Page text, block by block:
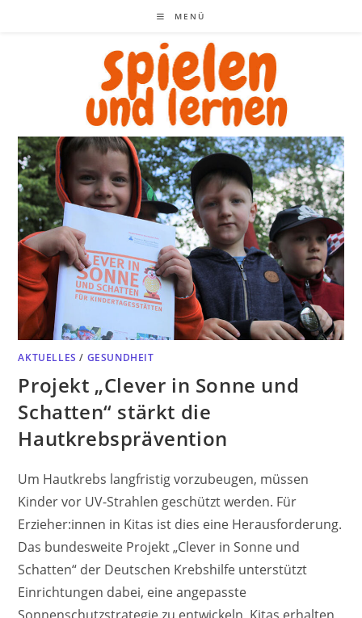
MENÜ
AKTUELLES / GESUNDHEIT
Projekt „Clever in Sonne und
Schatten“ stärkt die
Hautkrebsprävention
Um Hautkrebs langfristig vorzubeugen, müssen
Kinder vor UV-Strahlen geschützt werden. Für
Erzieher:innen in Kitas ist dies eine Herausforderung.
Das bundesweite Projekt „Clever in Sonne und
Schatten“ der Deutschen Krebshilfe unterstützt
Einrichtungen dabei, eine angepasste
Sonnenschutzstrategie zu entwickeln. Kitas erhalten